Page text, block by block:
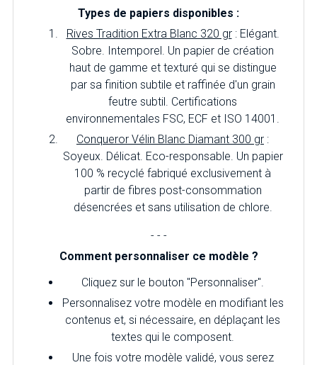
Types de papiers disponibles :
Rives Tradition Extra Blanc 320 gr: Elégant.
Sobre. Intemporel. Un papier de création
haut de gamme et texturé qui se distingue
par sa finition subtile et raffinée d'un grain
feutre subtil. Certifications
environnementales FSC, ECF et ISO 14001.
Conqueror Vélin Blanc Diamant 300 gr :
Soyeux. Délicat. Eco-responsable. Un papier
100 % recyclé fabriqué exclusivement à
partir de fibres post-consommation
désencrées et sans utilisation de chlore.
- - -
Comment personnaliser ce modèle ?
Cliquez sur le bouton "Personnaliser".
Personnalisez votre modèle en modifiant les
contenus et, si nécessaire, en déplaçant les
textes qui le composent.
Une fois votre modèle validé, vous serez